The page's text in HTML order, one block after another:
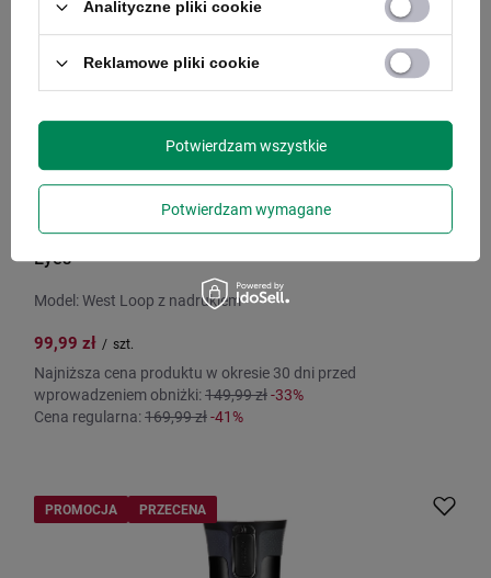
Kubek termiczny Contigo West Loop 2.0 470 ml - „Cat
Eyes”
Model: West Loop z nadrukiem
99,99 zł / szt.
Najniższa cena produktu w okresie 30 dni przed
wprowadzeniem obniżki:149,99 zł-33%
Cena regularna:169,99 zł-41%
PROMOCJA PRZECENA
Analityczne pliki cookie
Reklamowe pliki cookie
Potwierdzam wymagane
Potwierdzam wszystkie